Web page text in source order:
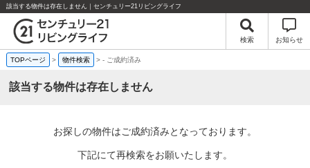
該当する物件は存在しません｜センチュリー21リビングライフ
検索 お知らせ
TOPページ > 物件検索 >- ご成約済み
該当する物件は存在しません
お探しの物件はご成約済みとなっております。
下記にて再検索をお願いたします。